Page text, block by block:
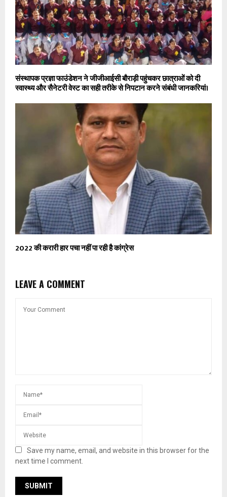
संस्थापक प्रज्ञा फाउंडेशन ने जीजीआईसी बौराड़ी पहुंचकर छात्राओं को दी
स्वास्थ्य और सैनेटरी वेस्ट का सही तरीके से निपटान करने संबंधी जानकरियां।
2022 की करारी हार पचा नहीं पा रही है कांग्रेस
LEAVE A COMMENT
Save my name, email, and website in this browser for the
next time I comment.